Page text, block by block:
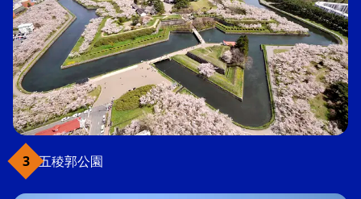
五稜郭公園